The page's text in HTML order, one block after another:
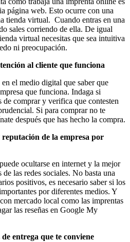
página web. Esto ocurre con una
tienda virtual. Cuando entras en una
sales corriendo de ella. De igual
virtual necesitas que sea intuitiva
ni preocupación.
al cliente que funciona
el medio digital que saber que
que funciona. Indaga si
de comprar y verifica que contesten
Si para comprar no te
después que has hecho la compra.
reputación de la empresa por
ocultarse en internet y la mejor
las redes sociales. No basta una
positivos, es necesario saber si los
por diferentes medios. Y
mercado local como las imprentas
las reseñas en Google My
entrega que te conviene